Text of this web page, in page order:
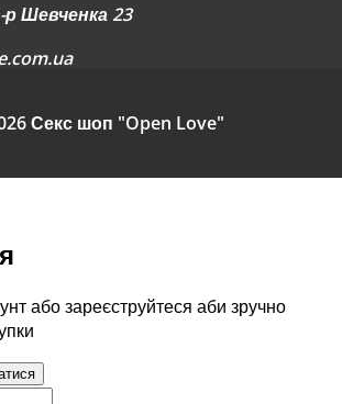
р Шевченка 23
Секс шоп "Open Love"
або зареєструйтеся аби зручно